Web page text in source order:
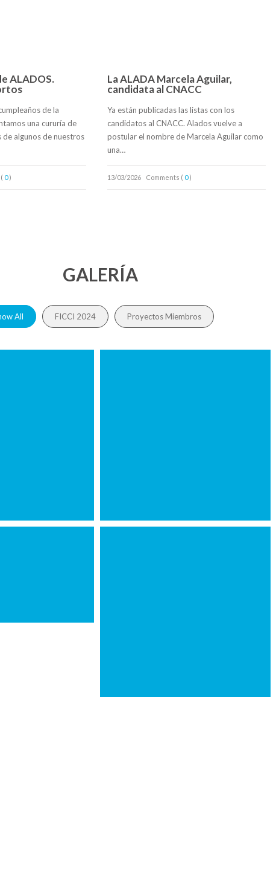
ALADOS.
de la
una cururía de
algunos de nuestros
0)
La ALADA Marcela Aguilar,
candidata al CNACC
Ya están publicadas las listas con los
candidatos al CNACC. Alados vuelve a
postular el nombre de Marcela Aguilar como
una…
13/03/2026 Comments ( 0)
GALERÍA
All FICCI 2024 Proyectos Miembros